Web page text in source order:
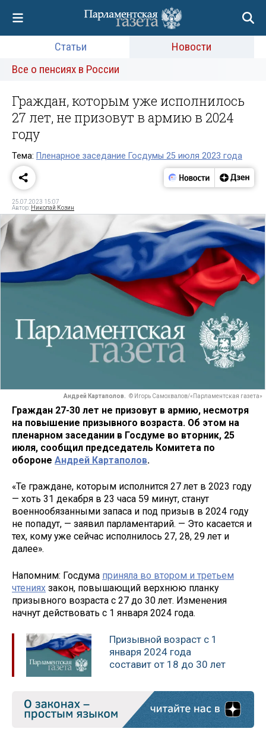
Статьи
Новости
Все о пенсиях в России
Граждан, которым уже исполнилось
27 лет, не призовут в армию в 2024
году
Тема: Пленарное заседание Госдумы 25 июля 2023 года
25.07.2023 15:07
Автор: Николай Козин
Андрей Картаполов. © Игорь Самохвалов/«Парламентская газета»
Граждан 27-30 лет не призовут в армию, несмотря
на повышение призывного возраста. Об этом на
пленарном заседании в Госдуме во вторник, 25
июля, сообщил председатель Комитета по
обороне Андрей Картаполов.
«Те граждане, которым исполнится 27 лет в 2023 году
— хоть 31 декабря в 23 часа 59 минут, станут
военнообязанными запаса и под призыв в 2024 году
не попадут, — заявил парламентарий. — Это касается и
тех, кому уже сейчас исполнилось 27, 28, 29 лет и
далее».
Напомним: Госдума приняла во втором и третьем
чтениях закон, повышающий верхнюю планку
призывного возраста с 27 до 30 лет. Изменения
начнут действовать с 1 января 2024 года.
Призывной возраст с 1
января 2024 года
составит от 18 до 30 лет